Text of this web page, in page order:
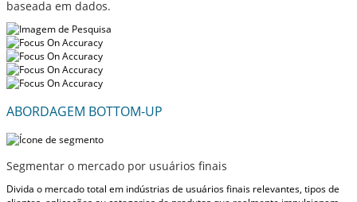
baseada em dados.
ABORDAGEM BOTTOM-UP
Segmentar o mercado por usuários finais
Divida o mercado total em indústrias de usuários finais relevantes, tipos de